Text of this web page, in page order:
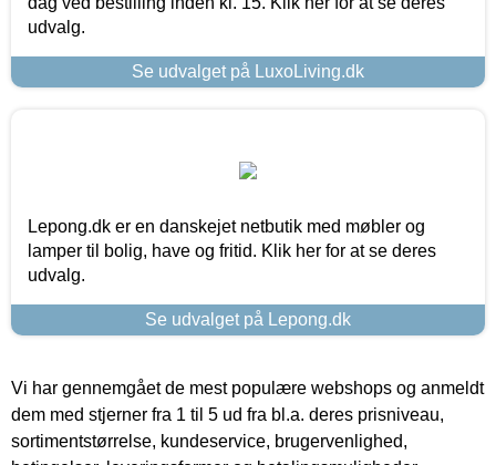
udvalg.
Se udvalget på LuxoLiving.dk
Lepong.dk er en danskejet netbutik med møbler og
lamper til bolig, have og fritid. Klik her for at se deres
udvalg.
Se udvalget på Lepong.dk
Vi har gennemgået de mest populære webshops og anmeldt
dem med stjerner fra 1 til 5 ud fra bl.a. deres prisniveau,
sortimentstørrelse, kundeservice, brugervenlighed,